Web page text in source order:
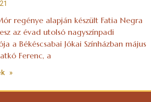
regénye alapján készült Fatia Negra
az évad utolsó nagyszínpadi
a Békéscsabai Jókai Színházban május
Ferenc, a
»